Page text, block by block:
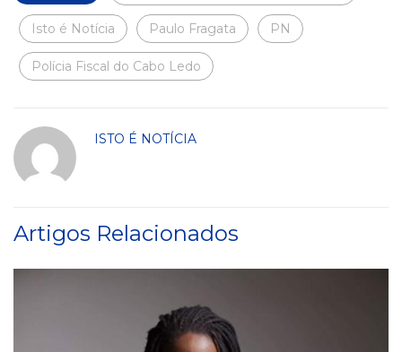
Isto é Notícia Paulo Fragata PN
Polícia Fiscal do Cabo Ledo
ISTO É NOTÍCIA
Artigos Relacionados